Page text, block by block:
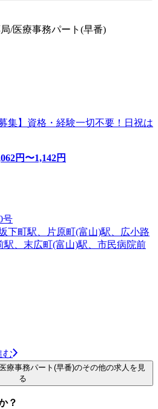
/医療事務パート(早番)
集】資格・経験一切不要！日祝は
円〜1,142円
号
下町駅、片原町(富山)駅、広小路
駅、末広町(富山)駅、市民病院前
む
療事務パート(早番)のその他の求人を見
る
？